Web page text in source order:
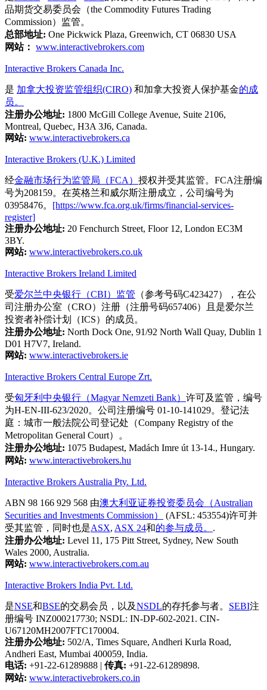
品期货交易委员会（the Commodity Futures Trading
Commission）监管。
总部地址: One Pickwick Plaza, Greenwich, CT 06830 USA
网站： www.interactivebrokers.com
Interactive Brokers Canada Inc.
是 加拿大投资监管组织(CIRO) 和加拿大投资人保护基金的成
员。
注册办公地址: 1800 McGill College Avenue, Suite 2106,
Montreal, Quebec, H3A 3J6, Canada.
网站: www.interactivebrokers.ca
Interactive Brokers (U.K.) Limited
经金融市场行为监管局（FCA） 授权并受其监管。FCA注册编
号为208159。在英格兰和威尔斯注册成立，公司编号为
03958476。 [https://www.fca.org.uk/firms/financial-services-
register]
注册办公地址: 20 Fenchurch Street, Floor 12, London EC3M
3BY.
网站: www.interactivebrokers.co.uk
Interactive Brokers Ireland Limited
受爱尔兰中央银行（CBI）监管 （参考号码C423427），在公
司注册办公室（CRO）注册（注册号码657406）且是爱尔兰
投资者补偿计划（ICS）的成员。
注册办公地址: North Dock One, 91/92 North Wall Quay, Dublin 1
D01 H7V7, Ireland.
网站: www.interactivebrokers.ie
Interactive Brokers Central Europe Zrt.
受匈牙利中央银行（Magyar Nemzeti Bank） 许可及监管，编号
为H-EN-III-623/2020。公司注册编号 01-10-141029。登记法
庭：城市一般法院公司登记处（Company Registry of the
Metropolitan General Court）。
注册办公地址: 1075 Budapest, Madách Imre út 13-14., Hungary.
网站: www.interactivebrokers.hu
Interactive Brokers Australia Pty. Ltd.
ABN 98 166 929 568 由澳大利亚证券投资委员会（Australian
Securities and Investments Commission）
(AFSL: 453554)许可并
受其监管，同时也是ASX, ASX 24和的参与成员。 .
注册办公地址: Level 11, 175 Pitt Street, Sydney, New South
Wales 2000, Australia.
网站: www.interactivebrokers.com.au
Interactive Brokers India Pvt. Ltd.
是NSE和BSE的交易会员，以及NSDL的存托参与者。 SEBI注
册编号 INZ000217730; NSDL: IN-DP-602-2021. CIN-
U67120MH2007FTC170004.
注册办公地址: 502/A, Times Square, Andheri Kurla Road,
Andheri East, Mumbai 400059, India.
电话: +91-22-61289888 | 传真: +91-22-61289898.
网站: www.interactivebrokers.co.in